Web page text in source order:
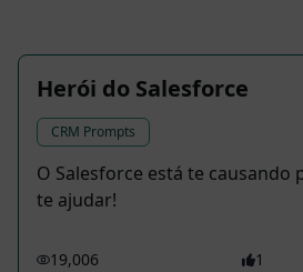
Herói do Salesforce
CRM Prompts
O Salesforce está te causando
te ajudar!
19,006 1